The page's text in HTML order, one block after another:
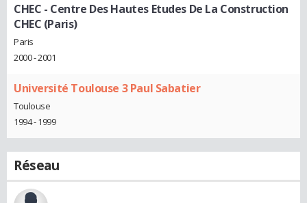
CHEC - Centre Des Hautes Etudes De La Construction
CHEC (Paris)
Paris
2000 - 2001
Université Toulouse 3 Paul Sabatier
Toulouse
1994 - 1999
Réseau